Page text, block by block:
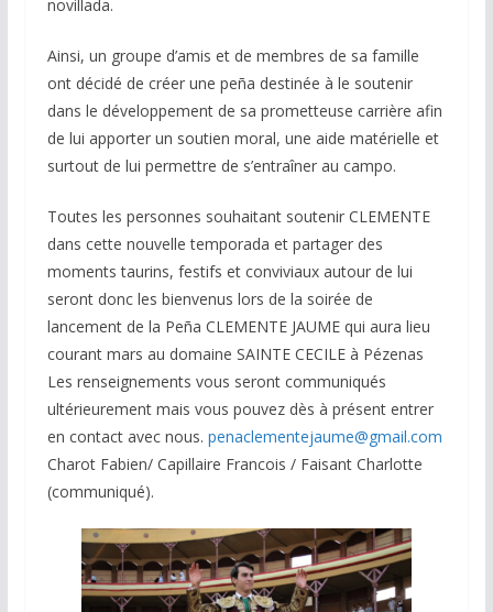
novillada.
Ainsi, un groupe d’amis et de membres de sa famille
ont décidé de créer une peña destinée à le soutenir
dans le développement de sa prometteuse carrière afin
de lui apporter un soutien moral, une aide matérielle et
surtout de lui permettre de s’entraîner au campo.
Toutes les personnes souhaitant soutenir CLEMENTE
dans cette nouvelle temporada et partager des
moments taurins, festifs et conviviaux autour de lui
seront donc les bienvenus lors de la soirée de
lancement de la Peña CLEMENTE JAUME qui aura lieu
courant mars au domaine SAINTE CECILE à Pézenas
Les renseignements vous seront communiqués
ultérieurement mais vous pouvez dès à présent entrer
en contact avec nous. penaclementejaume@gmail.com
Charot Fabien/ Capillaire Francois / Faisant Charlotte
(communiqué).